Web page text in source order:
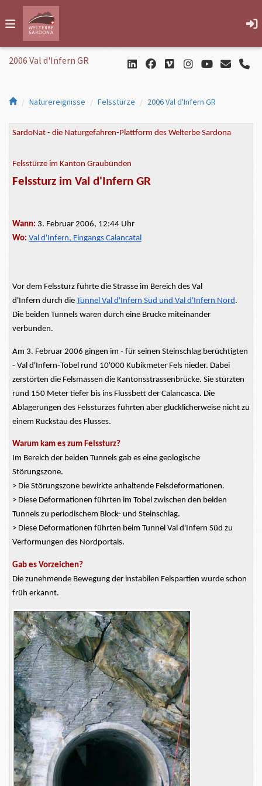
2006 Val d'Infern GR
Naturereignisse Felsstürze 2006 Val d'Infern GR
SardoNat - die Naturgefahren-Plattform des Welterbe Sardona
Felsstürze im Kanton Graubünden
Felssturz im Val d'Infern GR
Wann: 3. Februar 2006, 12:44 Uhr
Wo: Val d'Infern, Eingangs Calancatal
Vor dem Felssturz führte die Strasse im Bereich des Val
d'Infern durch die Tunnel Val d'Infern Süd und Val d'Infern Nord .
Die beiden Tunnels waren durch eine Brücke miteinander
verbunden.
Am 3. Februar 2006 gingen im - für seinen Steinschlag berüchtigten
- Val d'Infern-Tobel rund 10'000 Kubikmeter Fels nieder. Dabei
zerstörten die Felsmassen die Kantonsstrassenbrücke. Sie stürzten
rund 150 Meter tiefer bis ins Flussbett der Calancasca. Die
Ablagerungen des Felssturzes führten aber glücklicherweise nicht zu
einem Rückstau des Flusses.
Warum kam es zum Felssturz?
Im Bereich der beiden Tunnels gab es eine geologische
Störungszone.
> Die Störungszone bewirkte anhaltende Felsdeformationen.
> Diese Deformationen führten im Tobel zwischen den beiden
Tunnels zu periodischem Block- und Steinschlag.
> Diese Deformationen führten beim Tunnel Val d'Infern Süd zu
Verformungen des Nordportals.
Gab es Vorzeichen?
Die zunehmende Bewegung der instabilen Felspartien wurde schon
früh erkannt.